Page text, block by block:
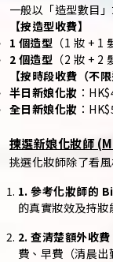
一般以「造型數目
【按造型收費】
1 個造型 （1 妝 +
2 個造型 （2 妝 +
【按時段收費（不限
半日新娘化妝 ：
全日新娘化妝 ：
揀選新娘化妝師
挑選化妝師除了看
1. 參考化妝師的
的真實妝效及持妝
2. 查清楚額外收費
費、早費（清晨出